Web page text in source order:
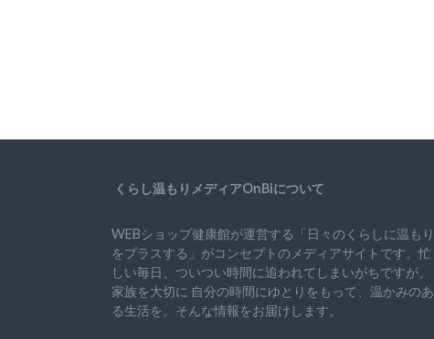
くらし温もりメディアOnBiについて
WEBショップ健康館が運営する「日々のくらしに温もり
をプラスする」がコンセプトのメディアサイトです。忙
しい毎日、ついつい時間に追われてしまいがちですが、
家族を大切に 自分の時間にゆとりをもって、 温かみのあ
る生活を。そんな情報をお届けします。